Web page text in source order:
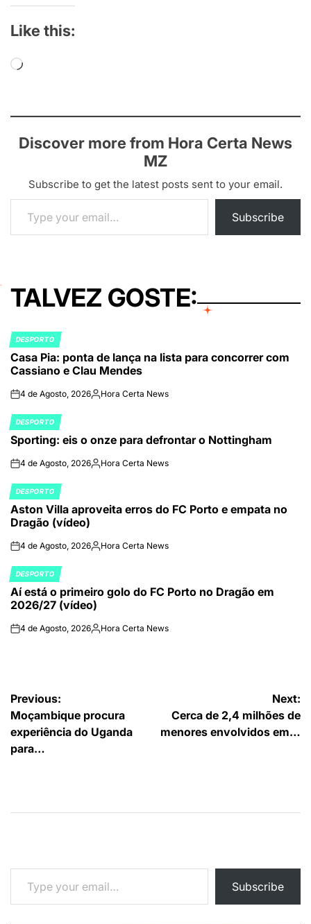
Like this:
Loading…
Discover more from Hora Certa News
MZ
Subscribe to get the latest posts sent to your email.
Type your email…
Subscribe
TALVEZ GOSTE:
POSTED
IN
DESPORTO
Casa Pia: ponta de lança na lista para concorrer com
Cassiano e Clau Mendes
on4 de Agosto, 2026Publicado
Hora Certa News
POSTED
IN
DESPORTO
Sporting: eis o onze para defrontar o Nottingham
on4 de Agosto, 2026Publicado
Hora Certa News
POSTED
IN
DESPORTO
Aston Villa aproveita erros do FC Porto e empata no
Dragão (vídeo)
on4 de Agosto, 2026Publicado
Hora Certa News
POSTED
IN
DESPORTO
Aí está o primeiro golo do FC Porto no Dragão em
2026/27 (vídeo)
on4 de Agosto, 2026Publicado
Hora Certa News
Navegação
de
artigos
Previous:
Moçambique procura
experiência do Uganda
para…
Next:
Cerca de 2,4 milhões de
menores envolvidos em…
Type your email…
Subscribe